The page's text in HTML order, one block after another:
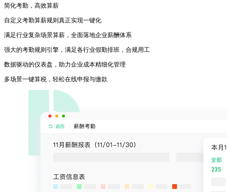
简化考勤，高效算薪
自定义考勤算薪规则真正实现一键化
满足行业复杂场景算薪，全面落地企业薪酬体系
强大的考勤规则引擎，满足各行业假勤排班，合规用工
数据驱动的仪表盘，助力企业成本精细化管理
多场景一键算税，轻松在线申报与缴款